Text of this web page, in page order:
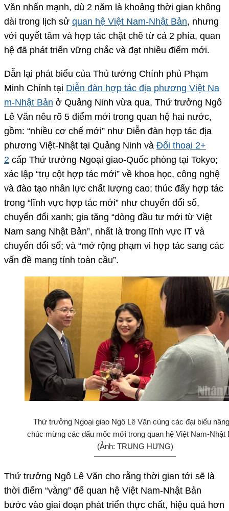
Văn nhấn mạnh, dù 2 năm là khoảng thời gian không
dài trong lịch sử quan hệ Việt Nam-Nhật Bản, nhưng
với quyết tâm và hợp tác chặt chẽ từ cả 2 phía, quan
hệ đã phát triển vững chắc và đạt nhiều điểm mới.
Dẫn lại phát biểu của Thủ tướng Chính phủ Phạm
Minh Chính tại Diễn đàn hợp tác địa phương Việt Na
m-Nhật Bản ở Quảng Ninh vừa qua, Thứ trưởng Ngô
Lê Văn nêu rõ 5 điểm mới trong quan hệ hai nước,
gồm: “nhiều cơ chế mới” như Diễn đàn hợp tác địa
phương Việt-Nhật tại Quảng Ninh và Đối thoại 2+
2 cấp Thứ trưởng Ngoại giao-Quốc phòng tại Tokyo;
xác lập “trụ cột hợp tác mới” về khoa học, công nghệ
và đào tạo nhân lực chất lượng cao; thúc đẩy hợp tác
trong “lĩnh vực hợp tác mới” như chuyển đổi số,
chuyển đổi xanh; gia tăng “dòng đầu tư mới từ Việt
Nam sang Nhật Bản”, nhất là trong lĩnh vực IT và
chuyển đổi số; và “mở rộng phạm vi hợp tác sang các
vấn đề mang tính toàn cầu”.
Thứ trưởng Ngoại giao Ngô Lê Văn cùng các đại biểu
chúc mừng các dấu mốc mới trong quan hệ Việt Nam-Nhật
(Ảnh: TRUNG HƯNG)
Thứ trưởng Ngô Lê Văn cho rằng thời gian tới sẽ là
thời điểm “vàng” để quan hệ Việt Nam-Nhật Bản
bước vào giai đoạn phát triển thực chất, hiệu quả hơn